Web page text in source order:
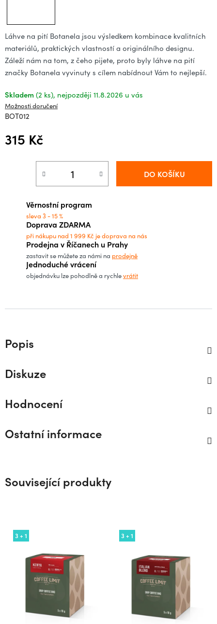
Láhve na pití Botanela jsou výsledkem kombinace kvalitních
materiálů, praktických vlastností a originálního designu.
Záleží nám na tom, z čeho pijete, proto byly láhve na pití
značky Botanela vyvinuty s cílem nabídnout Vám to nejlepší.
Skladem (2 ks) 11.8.2026
Možnosti doručení
BOT012
315 Kč
DO KOŠÍKU
Věrnostní program
sleva 3 - 15 %
Doprava ZDARMA
při nákupu nad 1 999 Kč je doprava na nás
Prodejna v Říčanech u Prahy
zastavit se můžete za námi na prodejně
Jednoduché vrácení
objednávku lze pohodlně a rychlevrátit
Popis
Diskuze
Hodnocení
Ostatní informace
Související produkty
3 + 1 3 + 1